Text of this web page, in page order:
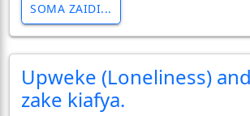
SOMA ZAIDI...
Upweke (Loneliness)
zake kiafya.